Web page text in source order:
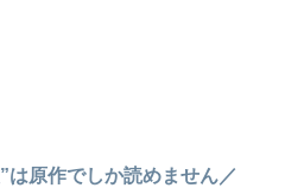
は原作でしか読めません／